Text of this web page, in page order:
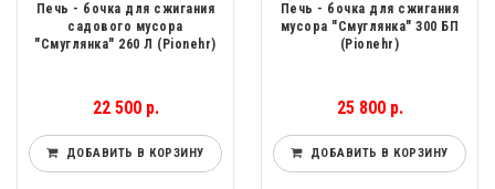
Печь - бочка для сжигания
садового мусора
"Смуглянка" 260 Л (Pionehr)
22 500 р.
ДОБАВИТЬ В КОРЗИНУ
Печь - бочка для сжигания
мусора "Смуглянка" 300 БП
(Pionehr)
25 800 р.
ДОБАВИТЬ В КОРЗИНУ